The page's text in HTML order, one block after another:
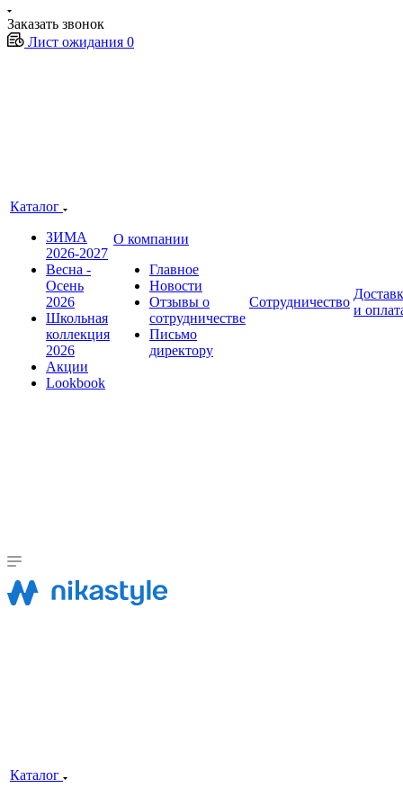
Заказать звонок
Лист ожидания 0
Каталог
ЗИМА
2026-2027
Весна -
Осень
2026
Школьная
коллекция
2026
Акции
Lookbook
О компании
Главное
Новости
Отзывы о
сотрудничестве
Письмо
директору
Сотрудничество
и
Каталог